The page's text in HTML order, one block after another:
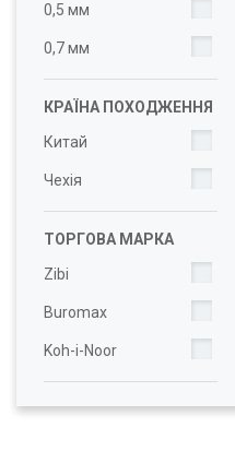
0,5 мм
0,7 мм
КРАЇНА ПОХОДЖЕННЯ
Китай
Чехія
ТОРГОВА МАРКА
Zibi
Buromax
Koh-i-Noor